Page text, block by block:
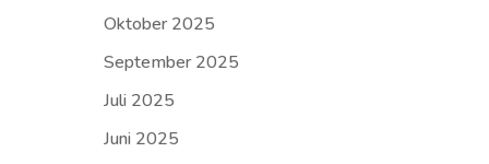
Oktober 2025
September 2025
Juli 2025
Juni 2025